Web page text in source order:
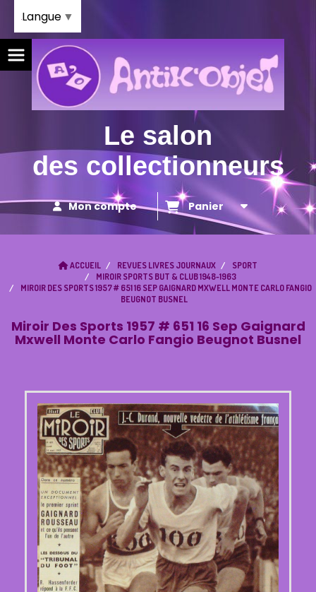
Le salon
des collectionneurs
Mon compte Panier
ACCUEIL REVUES LIVRES JOURNAUX
SPORT
MIROIR SPORTS BUT & CLUB 1948-1963
MIROIR DES SPORTS 1957 # 651 16 SEP GAIGNARD MXWELL MONTE CARLO FANGIO
BEUGNOT BUSNEL
Miroir Des Sports 1957 # 651 16 Sep Gaignard
Mxwell Monte Carlo Fangio Beugnot Busnel
Langue ▼